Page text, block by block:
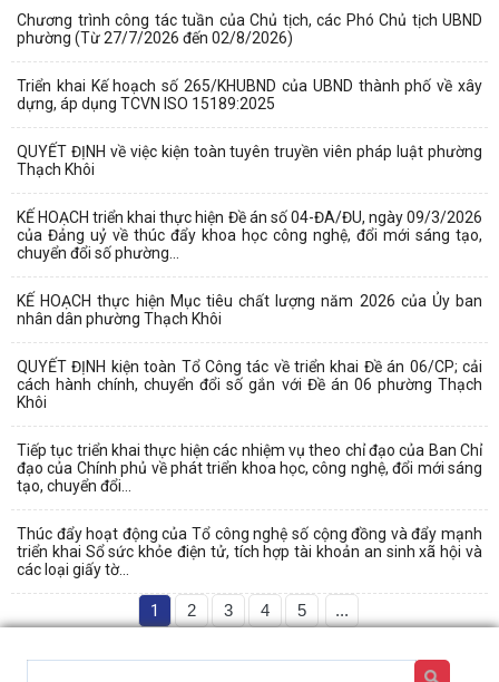
Chương trình công tác tuần của Chủ tịch, các Phó Chủ tịch UBND
phường (Từ 27/7/2026 đến 02/8/2026)
Triển khai Kế hoạch số 265/KHUBND của UBND thành phố về xây
dựng, áp dụng TCVN ISO 15189:2025
QUYẾT ĐỊNH về việc kiện toàn tuyên truyền viên pháp luật phường
Thạch Khôi
KẾ HOẠCH triển khai thực hiện Đề án số 04-ĐA/ĐU, ngày 09/3/2026
của Đảng uỷ về thúc đẩy khoa học công nghệ, đổi mới sáng tạo,
chuyển đổi số phường...
KẾ HOẠCH thực hiện Mục tiêu chất lượng năm 2026 của Ủy ban
nhân dân phường Thạch Khôi
QUYẾT ĐỊNH kiện toàn Tổ Công tác về triển khai Đề án 06/CP; cải
cách hành chính, chuyển đổi số gắn với Đề án 06 phường Thạch
Khôi
Tiếp tục triển khai thực hiện các nhiệm vụ theo chỉ đạo của Ban Chỉ
đạo của Chính phủ về phát triển khoa học, công nghệ, đổi mới sáng
tạo, chuyển đổi...
Thúc đẩy hoạt động của Tổ công nghệ số cộng đồng và đẩy mạnh
triển khai Sổ sức khỏe điện tử, tích hợp tài khoản an sinh xã hội và
các loại giấy tờ...
1 2 3 4 5 ...